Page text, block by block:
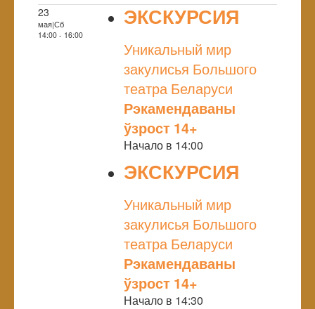
23
мая|Сб
14:00 - 16:00
ЭКСКУРСИЯ
Уникальный мир
закулисья Большого
театра Беларуси
Рэкамендаваны
ўзрост 14+
Начало в 14:00
ЭКСКУРСИЯ
Уникальный мир
закулисья Большого
театра Беларуси
Рэкамендаваны
ўзрост 14+
Начало в 14:30